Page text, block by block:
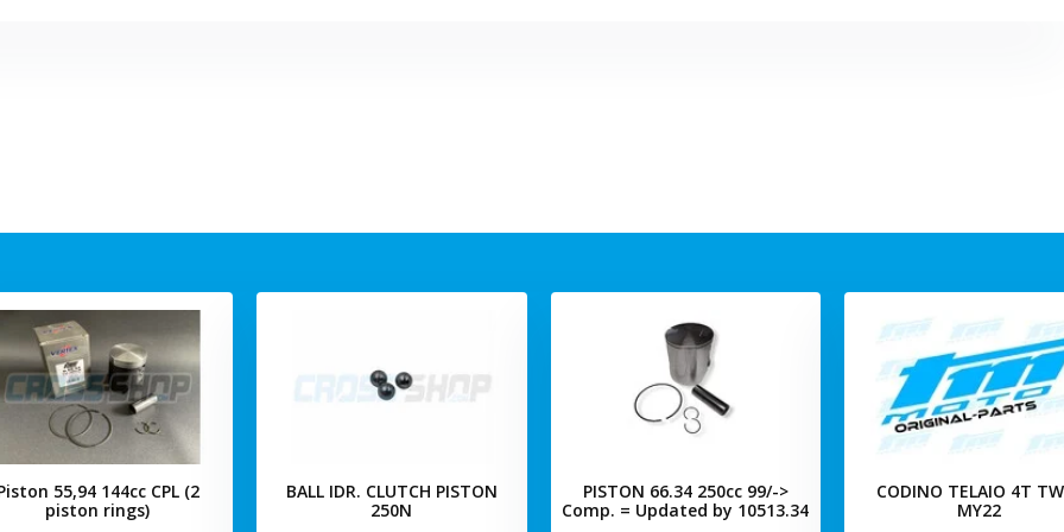
55,94 144cc CPL (2
piston rings)
BALL IDR. CLUTCH PISTON
250N
PISTON 66.34 250cc 99/->
Comp. = Updated by 10513.34
CODINO TELAIO 4T
MY22